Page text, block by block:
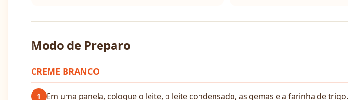
Modo de Preparo
CREME BRANCO
1 Em uma panela, coloque o leite, o leite condensado, as gemas e a farinha de trigo.